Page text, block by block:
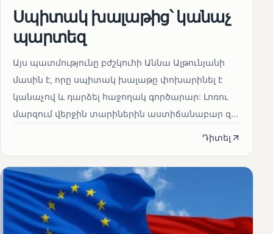
Սպիտակ խալաթից՝ կանաչ
պարտեզ
Այս պատմությունը բժշկուհի Աննա Ալթունյանի
մասին է, որը սպիտակ խալաթը փոխարինել է
կանաչով և դարձել հաջողակ գործարար: Լոռու
մարզում վերջին տարիներին աստիճանաբար զ...
Դիտել